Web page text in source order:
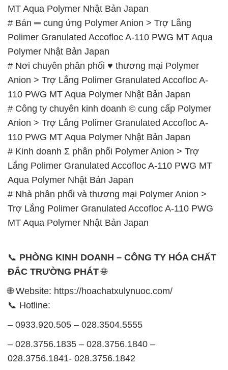
MT Aqua Polymer Nhật Bản Japan
# Bán ═ cung ứng Polymer Anion > Trợ Lắng
Polimer Granulated Accofloc A-110 PWG MT Aqua
Polymer Nhật Bản Japan
# Nơi chuyên phân phối ♥ thương mại Polymer
Anion > Trợ Lắng Polimer Granulated Accofloc A-
110 PWG MT Aqua Polymer Nhật Bản Japan
# Công ty chuyên kinh doanh © cung cấp Polymer
Anion > Trợ Lắng Polimer Granulated Accofloc A-
110 PWG MT Aqua Polymer Nhật Bản Japan
# Kinh doanh Σ phân phối Polymer Anion > Trợ
Lắng Polimer Granulated Accofloc A-110 PWG MT
Aqua Polymer Nhật Bản Japan
# Nhà phân phối và thương mại Polymer Anion >
Trợ Lắng Polimer Granulated Accofloc A-110 PWG
MT Aqua Polymer Nhật Bản Japan
📞 PHÒNG KINH DOANH – CÔNG TY HÓA CHẤT
ĐẮC TRƯỜNG PHÁT🌐
🌐 Website: https://hoachatxulynuoc.com/
📞 Hotline:
– 0933.920.505 – 028.3504.5555
– 028.3756.1835 – 028.3756.1840 –
028.3756.1841- 028.3756.1842